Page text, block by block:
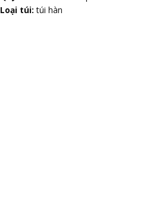
Loại túi: túi hàn